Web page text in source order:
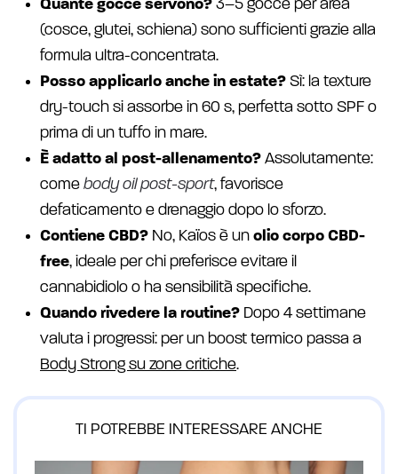
Quante gocce servono? 3–5 gocce per area
(cosce, glutei, schiena) sono sufficienti grazie alla
formula ultra-concentrata.
Posso applicarlo anche in estate? Sì: la texture
dry-touch si assorbe in 60 s, perfetta sotto SPF o
prima di un tuffo in mare.
È adatto al post-allenamento? Assolutamente:
come body oil post-sport, favorisce
defaticamento e drenaggio dopo lo sforzo.
Contiene CBD? No, Kaïos è un olio corpo CBD-
free, ideale per chi preferisce evitare il
cannabidiolo o ha sensibilità specifiche.
Quando rivedere la routine? Dopo 4 settimane
valuta i progressi: per un boost termico passa a
Body Strong su zone critiche.
TI POTREBBE INTERESSARE ANCHE